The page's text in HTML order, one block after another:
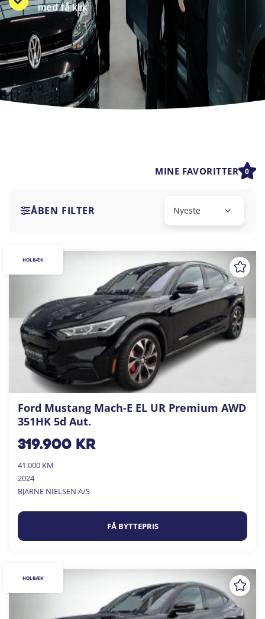
med få klik
MINE FAVORITTER 0
ÅBEN FILTER
Ford Mustang Mach-E EL UR Premium AWD
351HK 5d Aut.
319.900kr
41.000 KM
2024
BJARNE NIELSEN A/S
FÅ BYTTEPRIS
HOLBÆK
HOLBÆK